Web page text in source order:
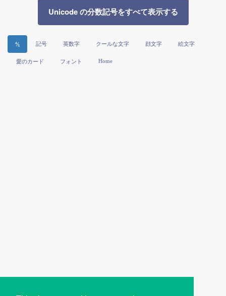
Unicode の分数記号をすべて表示する
⅘ 記号 英数字 クールな文字 顔文字 絵文字
愛のカード フォント Home